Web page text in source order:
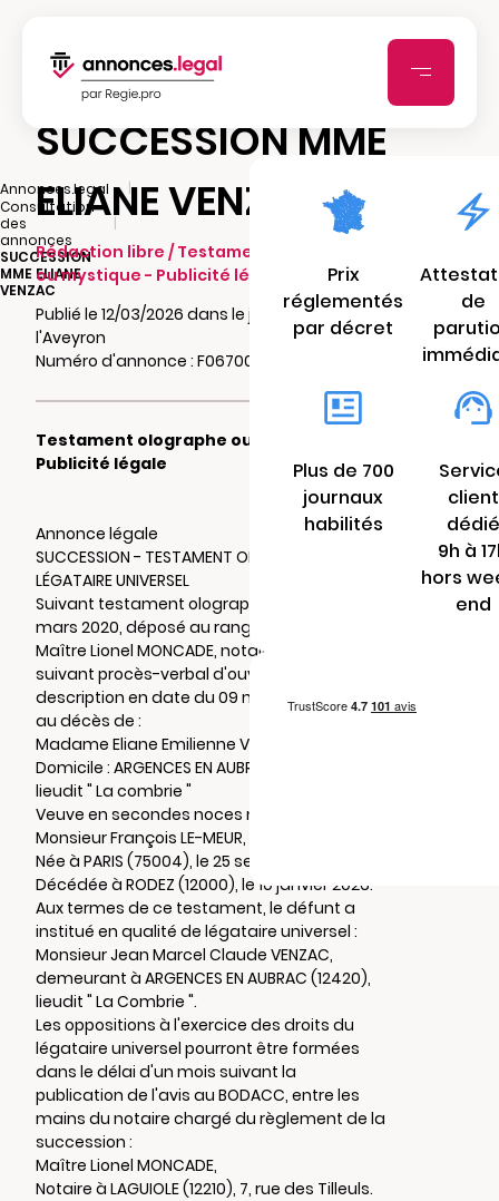
Annonces.legal
|
Consultation
des
annonces
|
SUCCESSION
MME ELIANE
VENZAC
SUCCESSION MME
ELIANE VENZAC
Rédaction libre / Testament olographe
ou mystique - Publicité légale
Publié le 12/03/2026 dans le journal Hebdo de
l'Aveyron
Numéro d'annonce : F06700125k0zk
Testament olographe ou mystique -
Publicité légale
Annonce légale
SUCCESSION - TESTAMENT OLOGRAPHE -
LÉGATAIRE UNIVERSEL
Suivant testament olographe en date du 09
mars 2020, déposé au rang des minutes de
Maître Lionel MONCADE, notaire à LAGUIOLE,
suivant procès-verbal d'ouverture et de
description en date du 09 mars 2026, suite
au décès de :
Madame Eliane Emilienne VENZAC
Domicile : ARGENCES EN AUBRAC (12420),
lieudit " La combrie "
Veuve en secondes noces non remariée de
Monsieur François LE-MEUR,
Née à PARIS (75004), le 25 septembre 1934.
Décédée à RODEZ (12000), le 10 janvier 2026.
Aux termes de ce testament, le défunt a
institué en qualité de légataire universel :
Monsieur Jean Marcel Claude VENZAC,
demeurant à ARGENCES EN AUBRAC (12420),
lieudit " La Combrie ".
Les oppositions à l'exercice des droits du
légataire universel pourront être formées
dans le délai d'un mois suivant la
publication de l'avis au BODACC, entre les
mains du notaire chargé du règlement de la
succession :
Maître Lionel MONCADE,
Notaire à LAGUIOLE (12210), 7, rue des Tilleuls.
Prix
réglementés
par décret
de
Plus de 700
journaux
habilités
client
dédié
9h à
hors
end